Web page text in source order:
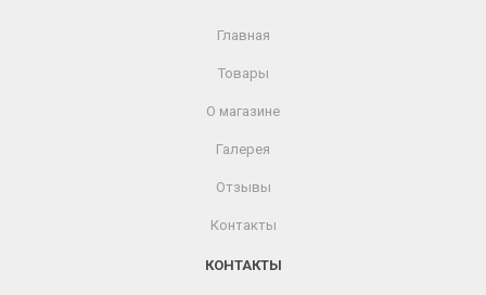
Главная
Товары
О магазине
Галерея
Отзывы
Контакты
КОНТАКТЫ